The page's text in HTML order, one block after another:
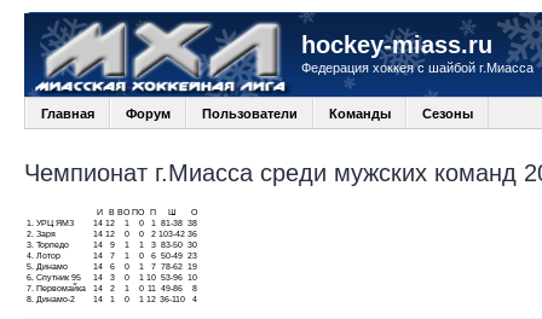
hockey-miass.ru
Федерация хоккея с шайбой г.Миасса
Главная Форум Пользователи Команды Сезоны
Чемпионат г.Миасса среди мужских команд
И В ВО ПО П
О
1.
УРЦ ЯМЗ 14 12 1 0 1 81-38 38
2. Заря 14 12 0 0 2 103-42 36
3. Торпедо 14 9 1 1 3 83-50 30
4. Лотор 14 7 1 0 6 50-49 23
5.
Динамо 14 6 0 1 7 78-62 19
6. Спутник 95 14 3 0 1 10 53-96 10
7.
Первомайка 14 2 1 0 11 49-86
8
8.
Динамо-2 14 1 0 1 12 36-110 4